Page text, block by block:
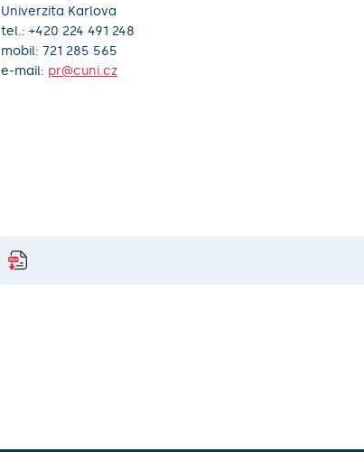
Univerzita Karlova
tel.: +420 224 491 248
mobil: 721 285 565
e-mail: pr@cuni.cz